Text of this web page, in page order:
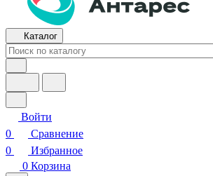
Каталог
Войти
0
Сравнение
0
Избранное
0 Корзина